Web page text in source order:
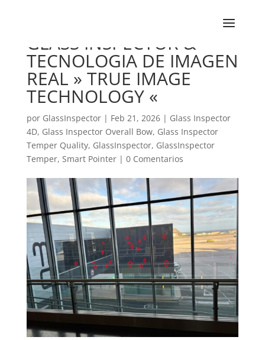
GLASS INSPECTOR &
TECNOLOGIA DE IMAGEN
REAL » TRUE IMAGE
TECHNOLOGY «
por GlassInspector| Feb 21, 2026| Glass Inspector
4D, Glass Inspector Overall Bow, Glass Inspector
Temper Quality, GlassInspector, GlassInspector
Temper, Smart Pointer| 0 Comentarios